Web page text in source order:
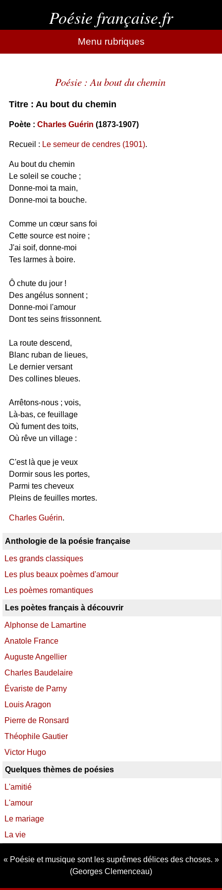
Poésie française.fr
Menu rubriques
Poésie : Au bout du chemin
Titre : Au bout du chemin
Poète : Charles Guérin (1873-1907)
Recueil : Le semeur de cendres (1901).
Au bout du chemin
Le soleil se couche ;
Donne-moi ta main,
Donne-moi ta bouche.
Comme un cœur sans foi
Cette source est noire ;
J'ai soif, donne-moi
Tes larmes à boire.
Ô chute du jour !
Des angélus sonnent ;
Donne-moi l'amour
Dont tes seins frissonnent.
La route descend,
Blanc ruban de lieues,
Le dernier versant
Des collines bleues.
Arrêtons-nous ; vois,
Là-bas, ce feuillage
Où fument des toits,
Où rêve un village :
C'est là que je veux
Dormir sous les portes,
Parmi tes cheveux
Pleins de feuilles mortes.
Charles Guérin.
Anthologie de la poésie française
Les grands classiques
Les plus beaux poèmes d'amour
Les poèmes romantiques
Les poètes français à découvrir
Alphonse de Lamartine
Anatole France
Auguste Angellier
Charles Baudelaire
Évariste de Parny
Louis Aragon
Pierre de Ronsard
Théophile Gautier
Victor Hugo
Quelques thèmes de poésies
L'amitié
L'amour
Le mariage
La vie
Poésie et musique sont les suprêmes délices des choses.
(Georges Clemenceau)